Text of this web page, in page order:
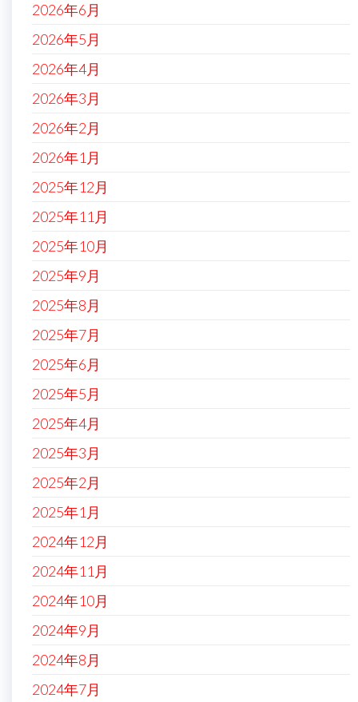
2026年6月
2026年5月
2026年4月
2026年3月
2026年2月
2026年1月
2025年12月
2025年11月
2025年10月
2025年9月
2025年8月
2025年7月
2025年6月
2025年5月
2025年4月
2025年3月
2025年2月
2025年1月
2024年12月
2024年11月
2024年10月
2024年9月
2024年8月
2024年7月